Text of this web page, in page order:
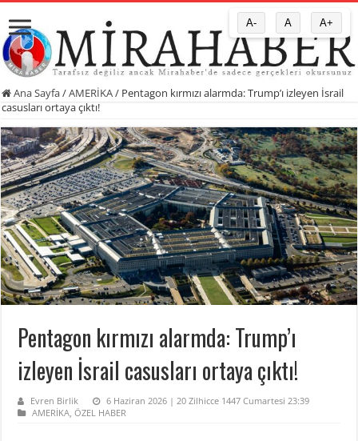
Ana Sayfa/AMERİKA/ Pentagon kırmızı alarmda: Trump’ı izleyen İsrail
casusları ortaya çıktı!
Pentagon kırmızı alarmda: Trump’ı
izleyen İsrail casusları ortaya çıktı!
Evren Birlik
6 Haziran 2026 | 20 Zilhicce 1447 Cumartesi 23:39
AMERİKA,ÖZEL HABER
A- A A+